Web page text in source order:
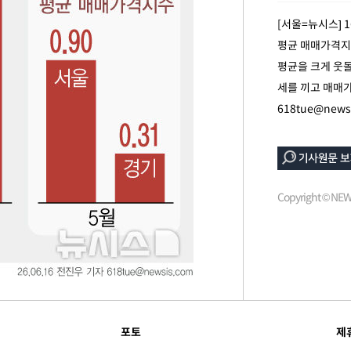
[서울=뉴시스]
평균 매매가격
평균을 크게 웃
세를 끼고 매매
Copyright ©
포토 제